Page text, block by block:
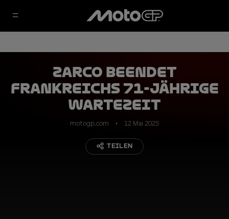
Zarco beendet
Frankreichs 71-jährige
Wartezeit
motogp.com 12 Mai 2025
TEILEN